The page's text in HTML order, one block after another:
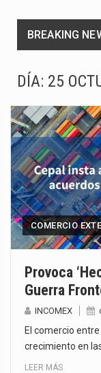
BREAKING
DÍA: 25
COMERCIO
Provoca
Guerra
INCOMEX
El comercio
crecimiento en
LEER MÁS